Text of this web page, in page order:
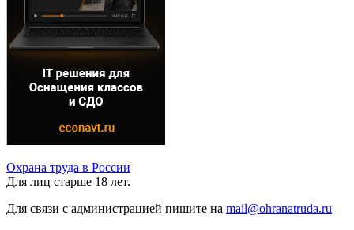
Охрана труда в России
Для лиц старше 18 лет.
Для связи с администрацией пишите на mail@ohranatruda.ru